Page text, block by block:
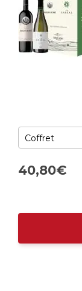
40,80€